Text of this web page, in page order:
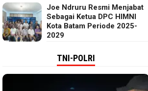
Joe Ndruru Resmi Menjabat
Sebagai Ketua DPC HIMNI
Kota Batam Periode 2025-
2029
TNI-POLRI